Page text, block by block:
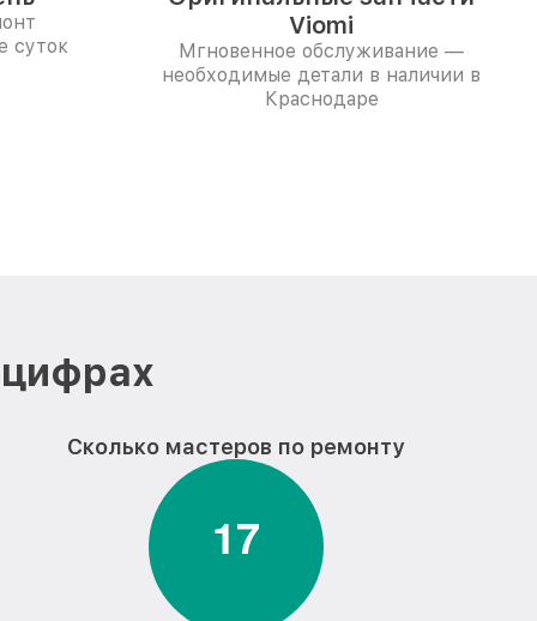
суток
Viomi
Мгновенное обслуживание —
необходимые детали в наличии в
Краснодаре
Сколько мастеров по ремонту
17